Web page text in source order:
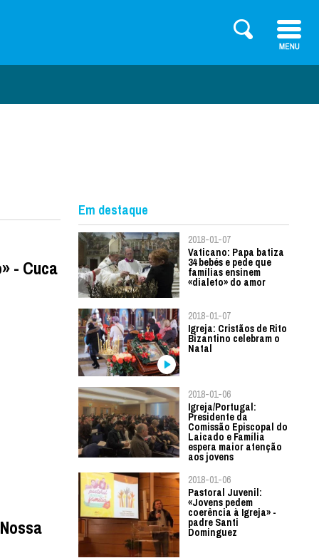
- Cuca
Em destaque
2018-01-07
Vaticano: Papa batiza
34 bebés e pede que
famílias ensinem
«dialeto» do amor
2018-01-07
Igreja: Cristãos de Rito
Bizantino celebram o
Natal
2018-01-06
Igreja/Portugal:
Presidente da
Comissão Episcopal do
Laicado e Família
espera maior atenção
aos jovens
2018-01-06
Pastoral Juvenil:
«Jovens pedem
coerência à Igreja» -
padre Santi
Dominguez